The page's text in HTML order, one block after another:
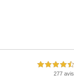
4,5 étoiles sur 5
277 avis